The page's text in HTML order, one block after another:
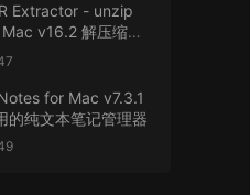
源吗，夸克的已经失
环境下
Pro虚拟机黑苹果双系统
Extractor - unzip
v16.2 解压缩工
for Mac v7.3.1
的纯文本笔记管理器